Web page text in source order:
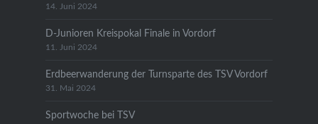
14. Juni 2024
D-Junioren Kreispokal Finale in Vordorf
11. Juni 2024
Erdbeerwanderung der Turnsparte des TSV Vordorf
31. Mai 2024
Sportwoche bei TSV